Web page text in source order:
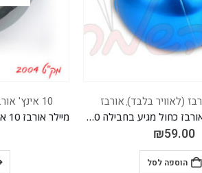
, אורבז
מיילר אורבז 10 אינ"ץ *לאוויר בלבד* *מגיע בחבילה 20 יח'*
₪59.00
מידע נוסף
10 אינץ' אורבז (לאוויר בלבד)